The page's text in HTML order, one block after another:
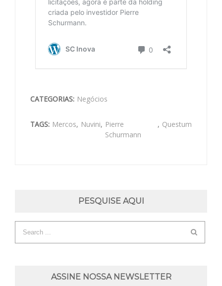
CATEGORIAS: Negócios
TAGS: Mercos, Nuvini, Pierre
Schurmann
, Questum
PESQUISE AQUI
ASSINE NOSSA NEWSLETTER